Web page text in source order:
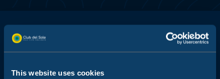
This website uses cookies
Club del Sole jest synonimem wakacji na świeżym powietrzu: 29